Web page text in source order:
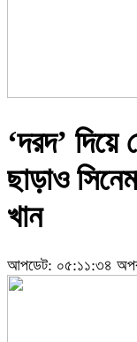
‘দরদ’
ছাড়াও
খান
আপডেট: ০৫:১১:৩৪